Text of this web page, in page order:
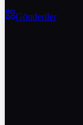
Gönderiler